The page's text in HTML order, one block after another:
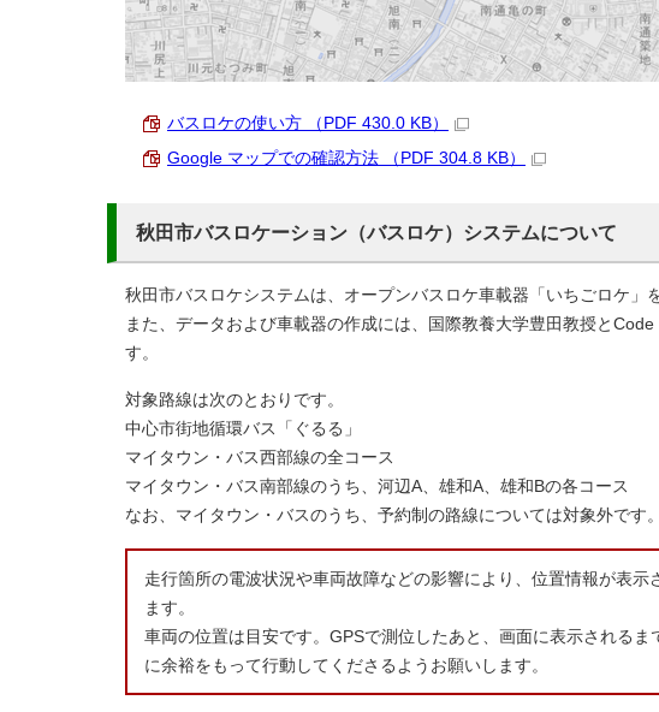
バスロケの使い方 （PDF 430.0 KB）
Google マップでの確認方法 （PDF 304.8 KB）
秋田市バスロケーション（バスロケ）システムについて
秋田市バスロケシステムは、オープンバスロケ車載器「いちごロケ」
また、データおよび車載器の作成には、国際教養大学豊田教授と
す。
対象路線は次のとおりです。
中心市街地循環バス「ぐるる」
マイタウン・バス西部線の全コース
マイタウン・バス南部線のうち、河辺A、雄和A、雄和Bの各コース
なお、マイタウン・バスのうち、予約制の路線については対象外です
走行箇所の電波状況や車両故障などの影響により、位置情報が表
ます。
車両の位置は目安です。GPSで測位したあと、画面に表示される
に余裕をもって行動してくださるようお願いします。